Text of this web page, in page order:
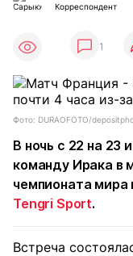
Корреспондент
1
Фото: DURAOFOTO/
В ночь с 22 на 23
команду Ирака в
чемпионата мира
Tengri Sport.
Встреча